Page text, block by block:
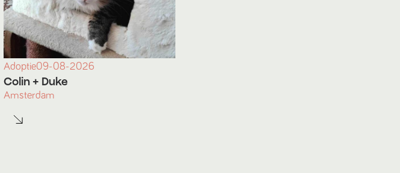
Adoptie09-08-2026
Colin + Duke
Amsterdam